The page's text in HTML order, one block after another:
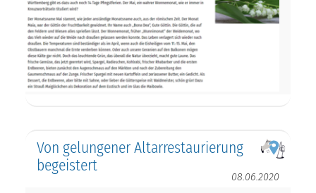
Von gelungener Altarrestaurierung
begeistert
08.06.2020